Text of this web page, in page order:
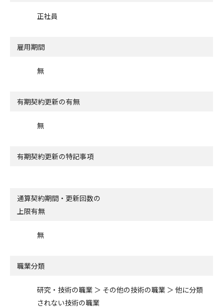
正社員
雇用期間
無
有期契約更新の有無
無
有期契約更新の特記事項
通算契約期間・更新回数の
上限有無
無
職業分類
研究・技術の職業 ＞ その他の技術の職業 ＞ 他に分類
されない技術の職業